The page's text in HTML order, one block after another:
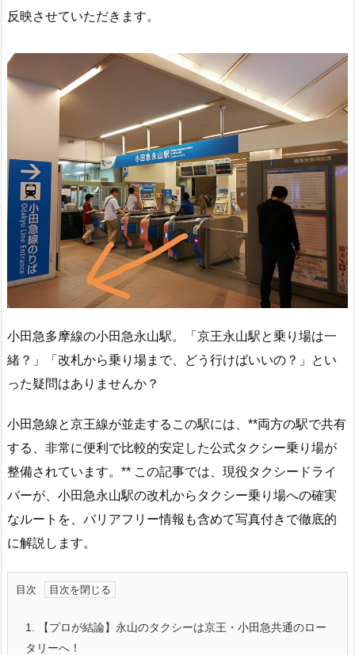
反映させていただきます。
小田急多摩線の小田急永山駅。「京王永山駅と乗り場は一
緒？」「改札から乗り場まで、どう行けばいいの？」とい
った疑問はありませんか？
小田急線と京王線が並走するこの駅には、**両方の駅で共有
する、非常に便利で比較的安定した公式タクシー乗り場が
整備されています。** この記事では、現役タクシードライ
バーが、小田急永山駅の改札からタクシー乗り場への確実
なルートを、バリアフリー情報も含めて写真付きで徹底的
に解説します。
目次
1.
【プロが結論】永山のタクシーは京王・小田急共通のロー
タリーへ！